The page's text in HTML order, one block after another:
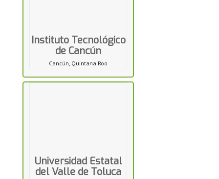
Instituto Tecnológico
de Cancún
Cancún, Quintana Roo
Universidad Estatal
del Valle de Toluca